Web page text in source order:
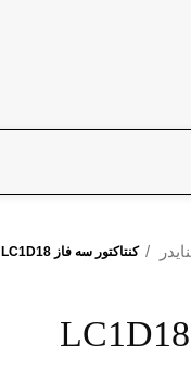
کنتاکتور سه فاز LC1D18